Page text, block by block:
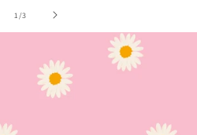
1 /de
3